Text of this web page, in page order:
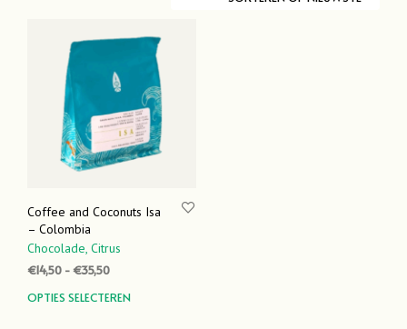
Coffee and Coconuts Isa
– Colombia
Chocolade, Citrus
€14,50 -€35,50Prijsklasse:
tot
OPTIES SELECTEREN